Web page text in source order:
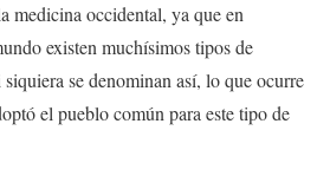
medicina occidental, ya que en
existen muchísimos tipos de
se denominan así, lo que ocurre
el pueblo común para este tipo de